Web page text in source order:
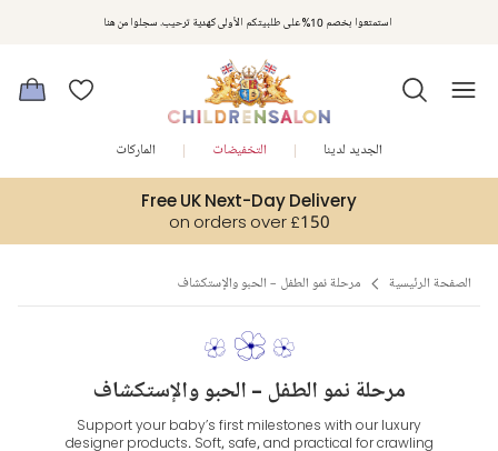
استمتعوا بخصم 10% على طلبيتكم الأولى كهدية ترحيب. سجلوا من هنا
Free UK Next-Day Delivery
on orders over £150
الجديد لدينا التخفيضات الماركات
الصفحة الرئيسية مرحلة نمو الطفل - الحبو والإستكشاف
مرحلة نمو الطفل - الحبو والإستكشاف
Support your baby’s first milestones with our luxury
designer products. Soft, safe, and practical for crawling